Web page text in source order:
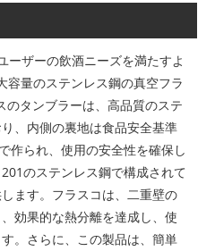
ーザーの飲酒ニーズを満たすよ
容量のステンレス鋼の真空フラ
のタンブラーは、高品質のステ
、内側の裏地は食品安全基準
作られ、使用の安全性を確保し
のステンレス鋼で構成されて
ます。フラスコは、二重壁の
効果的な熱分離を達成し、使
。さらに、この製品は、簡単